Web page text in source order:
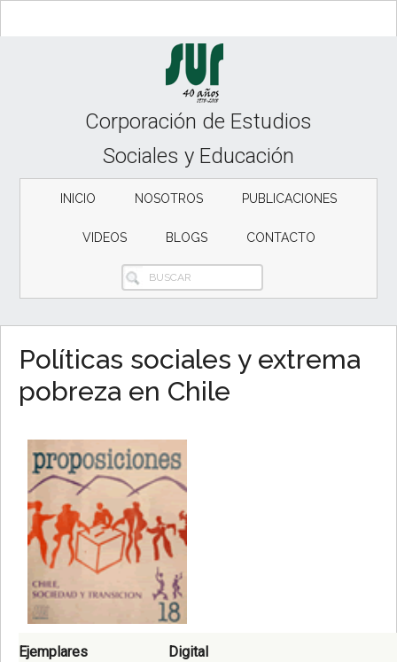
to
to
Corporación de Estudios
Sociales y Educación
INICIO NOSOTROS PUBLICACIONES
VIDEOS BLOGS CONTACTO
BUSCAR
Políticas sociales y extrema
pobreza en Chile
Ejemplares Digital